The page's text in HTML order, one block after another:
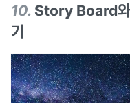
10. Story Board
기